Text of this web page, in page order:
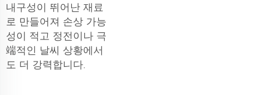
내구성이 뛰어난 재료
로 만들어져 손상 가능
성이 적고 정전이나 극
端적인 날씨 상황에서
도 더 강력합니다.